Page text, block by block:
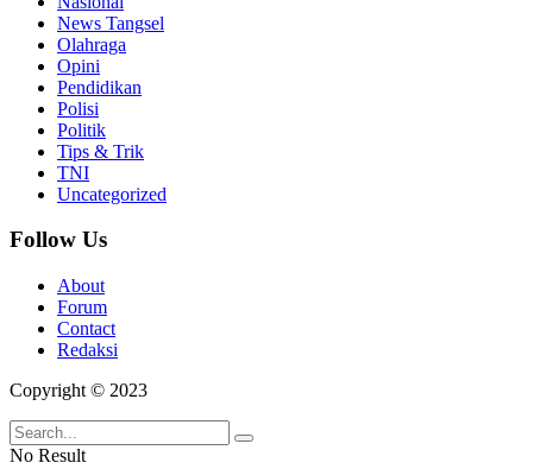
News Tangsel
Olahraga
Opini
Pendidikan
Polisi
Politik
Tips & Trik
TNI
Uncategorized
Follow Us
About
Forum
Contact
Redaksi
Copyright © 2023
No Result